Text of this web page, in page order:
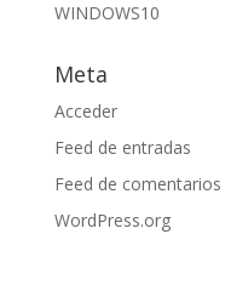
WINDOWS10
Meta
Acceder
Feed de entradas
Feed de comentarios
WordPress.org